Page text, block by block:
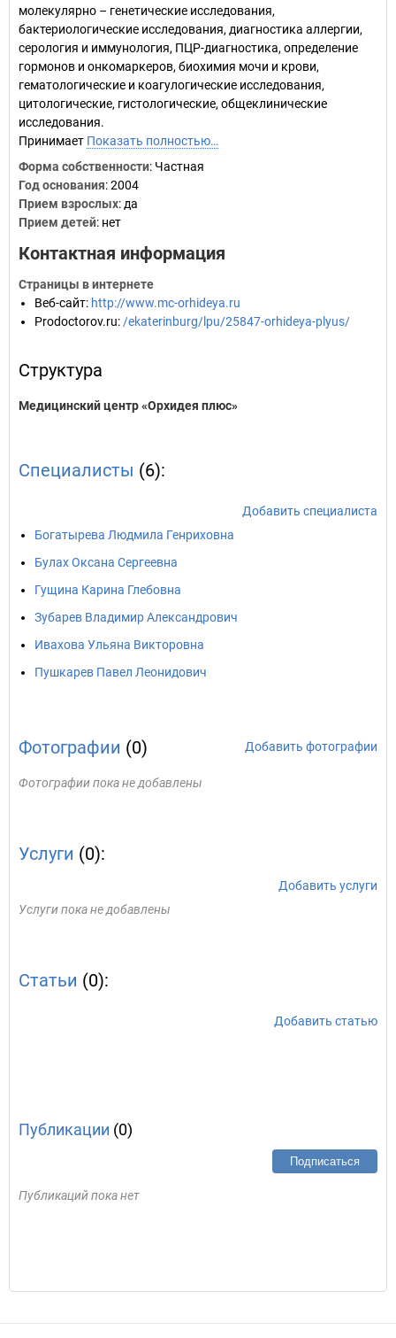
молекулярно – генетические исследования,
бактериологические исследования, диагностика аллергии,
серология и иммунология, ПЦР-диагностика, определение
гормонов и онкомаркеров, биохимия мочи и крови,
гематологические и коагулогические исследования,
цитологические, гистологические, общеклинические
исследования.
Принимает Показать полностью…
Форма собственности: Частная
Год основания:2004
Прием взрослых: да
Прием детей: нет
Контактная информация
Страницы в интернете
Веб-сайт: http://www.mc-orhideya.ru
Prodoctorov.ru: /ekaterinburg/lpu/25847-orhideya-plyus/
Структура
Медицинский центр «Орхидея плюс»
Специалисты (6):
Добавить специалиста
Богатырева Людмила Генриховна
Булах Оксана Сергеевна
Гущина Карина Глебовна
Зубарев Владимир Александрович
Ивахова Ульяна Викторовна
Пушкарев Павел Леонидович
Фотографии (0) Добавить фотографии
Фотографии пока не добавлены
Услуги (0):
Добавить услуги
Услуги пока не добавлены
Статьи (0):
Добавить статью
Публикации (0)
Подписаться
Публикаций пока нет